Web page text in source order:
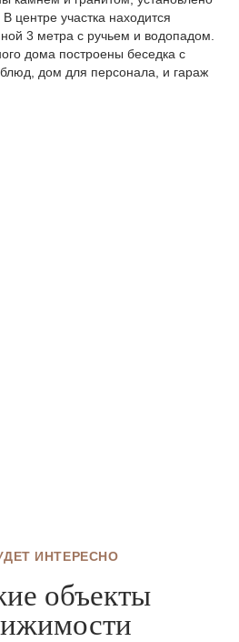
участка находится
3 метра с ручьем и водопадом.
дома построены беседка с
дом для персонала, и гараж
ИНТЕРЕСНО
объекты